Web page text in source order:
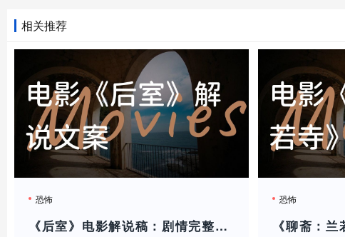
最后决战堪称视觉奇观！女主角引爆汽油罐制造火墙，巨蟒
但电影真正封神的是结局！当幸存者乘直升机离开时，镜头
秒）这开放结局让我昨晚做噩梦了！[颤抖]
说实话，这片子远超我的预期！不仅是视觉冲击，更深刻探
炸！[升华]
强烈建议你们拉上朋友一起看！记得打开全屏调高音量！要
相关推荐
恐怖
《后室》电影解说稿：剧情完整版+彩蛋盘点（影视解说文案）
恐怖